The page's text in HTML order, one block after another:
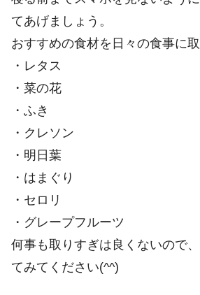
てあげましょう。
おすすめの食材を日々の食事に取
・レタス
・菜の花
・ふき
・クレソン
・明日葉
・はまぐり
・セロリ
・グレープフルーツ
何事も取りすぎは良くないので
てみてください(^^)